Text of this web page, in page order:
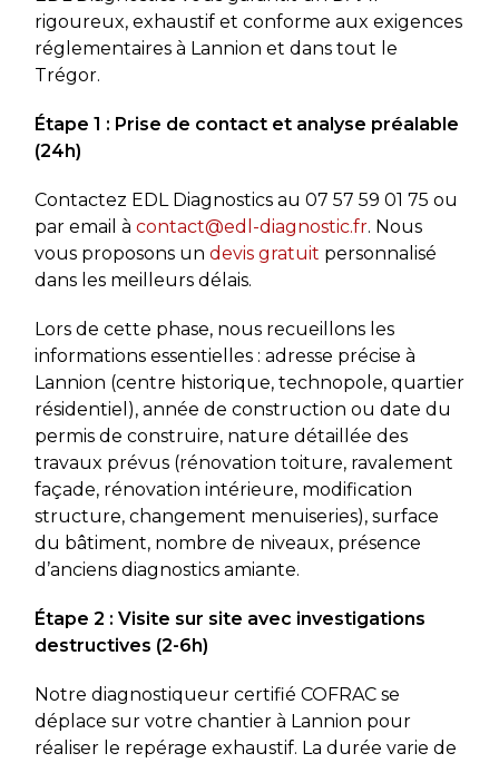
rigoureux, exhaustif et conforme aux exigences
réglementaires à Lannion et dans tout le
Trégor.
Étape 1 : Prise de contact et analyse préalable
(24h)
Contactez EDL Diagnostics au 07 57 59 01 75 ou
par email à contact@edl-diagnostic.fr. Nous
vous proposons un devis gratuit personnalisé
dans les meilleurs délais.
Lors de cette phase, nous recueillons les
informations essentielles : adresse précise à
Lannion (centre historique, technopole, quartier
résidentiel), année de construction ou date du
permis de construire, nature détaillée des
travaux prévus (rénovation toiture, ravalement
façade, rénovation intérieure, modification
structure, changement menuiseries), surface
du bâtiment, nombre de niveaux, présence
d’anciens diagnostics amiante.
Étape 2 : Visite sur site avec investigations
destructives (2-6h)
Notre diagnostiqueur certifié COFRAC se
déplace sur votre chantier à Lannion pour
réaliser le repérage exhaustif. La durée varie de